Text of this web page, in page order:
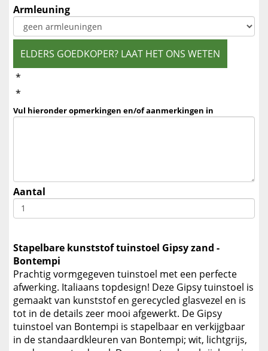
Armleuning
ELDERS GOEDKOPER? LAAT HET ONS WETEN
*
*
Vul hieronder opmerkingen en/of aanmerkingen in
Aantal
Stapelbare kunststof tuinstoel Gipsy zand -
Bontempi
Prachtig vormgegeven tuinstoel met een perfecte
afwerking. Italiaans topdesign! Deze Gipsy tuinstoel is
gemaakt van kunststof en gerecycled glasvezel en is
tot in de details zeer mooi afgewerkt. De Gipsy
tuinstoel van Bontempi is stapelbaar en verkijgbaar
in de standaardkleuren van Bontempi; wit, lichtgrijs,